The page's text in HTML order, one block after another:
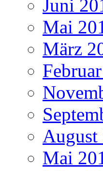
Juni
Mai
März
August
Mai